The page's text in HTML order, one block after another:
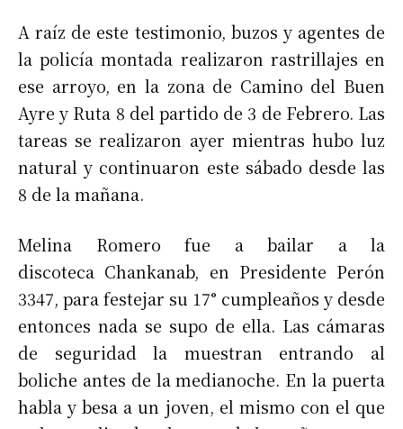
A raíz de este testimonio, buzos y agentes de
la policía montada realizaron rastrillajes en
ese arroyo, en la zona de Camino del Buen
Ayre y Ruta 8 del partido de 3 de Febrero. Las
tareas se realizaron ayer mientras hubo luz
natural y continuaron este sábado desde las
8 de la mañana.
Melina Romero fue a bailar a la
discoteca Chankanab, en Presidente Perón
3347, para festejar su 17° cumpleaños y desde
entonces nada se supo de ella. Las cámaras
de seguridad la muestran entrando al
boliche antes de la medianoche. En la puerta
habla y besa a un joven, el mismo con el que